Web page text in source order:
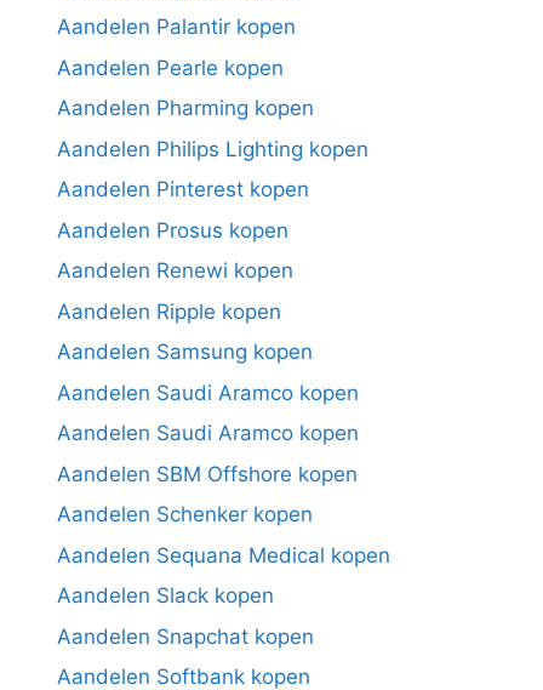
Aandelen Palantir kopen
Aandelen Pearle kopen
Aandelen Pharming kopen
Aandelen Philips Lighting kopen
Aandelen Pinterest kopen
Aandelen Prosus kopen
Aandelen Renewi kopen
Aandelen Ripple kopen
Aandelen Samsung kopen
Aandelen Saudi Aramco kopen
Aandelen Saudi Aramco kopen
Aandelen SBM Offshore kopen
Aandelen Schenker kopen
Aandelen Sequana Medical kopen
Aandelen Slack kopen
Aandelen Snapchat kopen
Aandelen Softbank kopen